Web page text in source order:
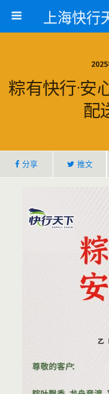
粽有快行·安
配
分享 推文